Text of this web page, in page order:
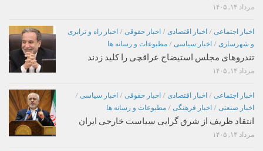
مرداد ۱۴, ۱۴۰۵
اخبار اجتماعی / اخبار اقتصادی / اخبار حقوقی / اخبار راه و ترابری
و شهرسازی / اخبار سیاسی / مطبوعات و رسانه ها
تندروهای مجلس استیضاح عراقچی را کلید زدند
مرداد ۱۴, ۱۴۰۵
اخبار اجتماعی / اخبار اقتصادی / اخبار حقوقی / اخبار سیاسی /
اخبار صنعتی / اخبار فرهنگی / مطبوعات و رسانه ها
انتقاد ظریف از شرق گرایی سیاست خارجی ایران
مرداد ۱۴, ۱۴۰۵